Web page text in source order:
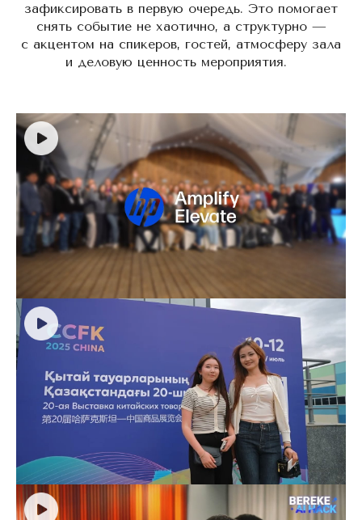
зафиксировать в первую очередь. Это помогает
снять событие не хаотично, а структурно —
с акцентом на спикеров, гостей, атмосферу зала
и деловую ценность мероприятия.